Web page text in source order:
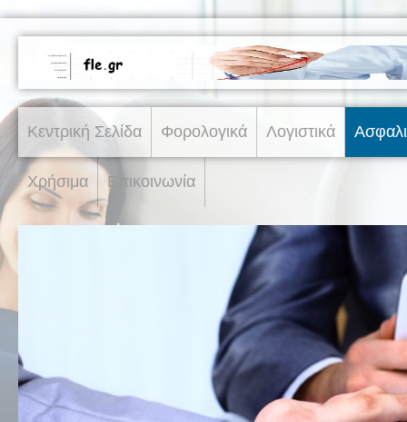
Κεντρική Σελίδα Φορολογικά Λογιστικά
Χρήσιμα Επικοινωνία